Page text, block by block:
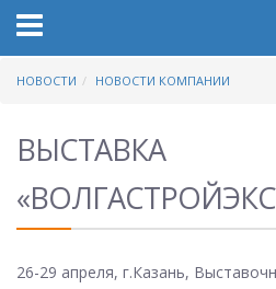
НОВОСТИ НОВОСТИ КОМПАНИИ
ВЫСТАВКА
26-29 апреля, г.Казань,